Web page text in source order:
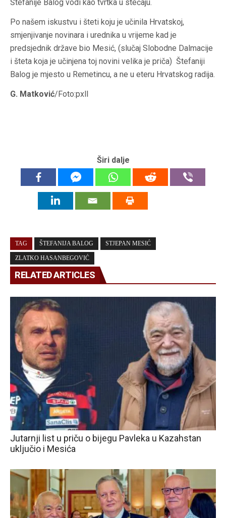
Štefanije Balog vodi kao tvrtka u stečaju.
Po našem iskustvu i šteti koju je učinila Hrvatskoj,
smjenjivanje novinara i urednika u vrijeme kad je
predsjednik države bio Mesić, (slučaj Slobodne Dalmacije
i šteta koja je učinjena toj novini velika je priča) Štefaniji
Balog je mjesto u Remetincu, a ne u eteru Hrvatskog radija.
G. Matković/Foto:pxll
Širi dalje
TAG ŠTEFANIJA BALOG STJEPAN MESIĆ
ZLATKO HASANBEGOVIĆ
RELATED ARTICLES
Jutarnji list u priču o bijegu Pavleka u Kazahstan
uključio i Mesića